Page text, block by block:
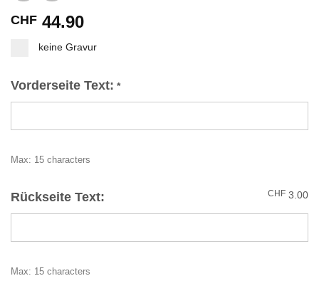
CHF 44.90
keine Gravur
Vorderseite Text: *
Max: 15 characters
Rückseite Text: CHF 3.00
Max: 15 characters